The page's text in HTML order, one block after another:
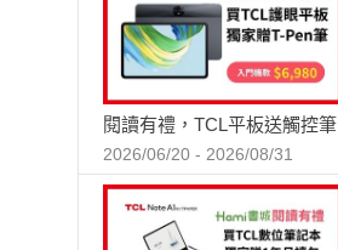
閱讀有禮，TCL平板送觸控筆
2026/06/20 - 2026/08/31